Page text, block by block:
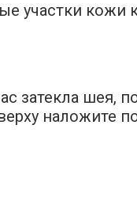
участки кожи
затекла шея,
наложите